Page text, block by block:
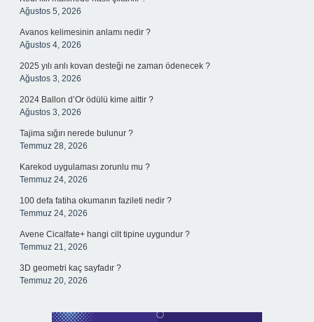
Ağustos 5, 2026
Avanos kelimesinin anlamı nedir ?
Ağustos 4, 2026
2025 yılı arılı kovan desteği ne zaman ödenecek ?
Ağustos 3, 2026
2024 Ballon d’Or ödülü kime aittir ?
Ağustos 3, 2026
Tajima sığırı nerede bulunur ?
Temmuz 28, 2026
Karekod uygulaması zorunlu mu ?
Temmuz 24, 2026
100 defa fatiha okumanın fazileti nedir ?
Temmuz 24, 2026
Avene Cicalfate+ hangi cilt tipine uygundur ?
Temmuz 21, 2026
3D geometri kaç sayfadır ?
Temmuz 20, 2026